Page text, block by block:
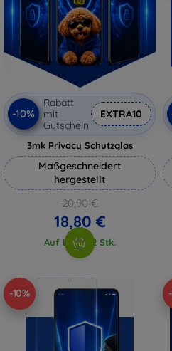
-10%
Rabatt
mit
Gutschein
EXTRA10
3mk Privacy Schutzglas
Maßgeschneidert
hergestellt
20,90 €
18,80 €
Auf Lager 2 Stk.
-10%